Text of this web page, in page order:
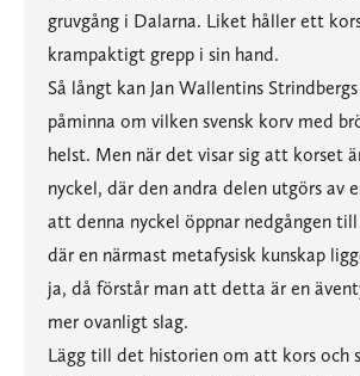
gruvgång i Dalarna. Liket håller ett
krampaktigt grepp i sin hand.
Så långt kan Jan Wallentins
påminna om vilken svensk korv med
helst. Men när det visar sig att korset
nyckel, där den andra delen utgörs av
att denna nyckel öppnar nedgången
där en närmast metafysisk kunskap
ja, då förstår man att detta är en
mer ovanligt slag.
Lägg till det historien om att kors och